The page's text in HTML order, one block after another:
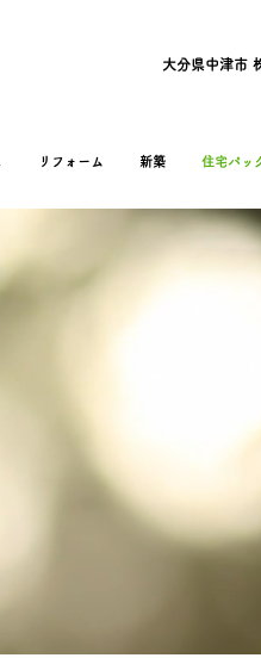
大分県中津市
リフォーム 新築 住宅パッ